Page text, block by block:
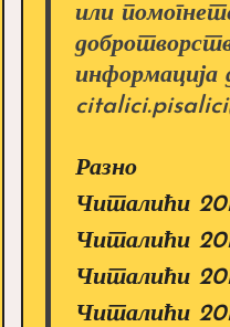
или
информација
Разно
Читалићи
Читалићи
Читалићи
Читалићи